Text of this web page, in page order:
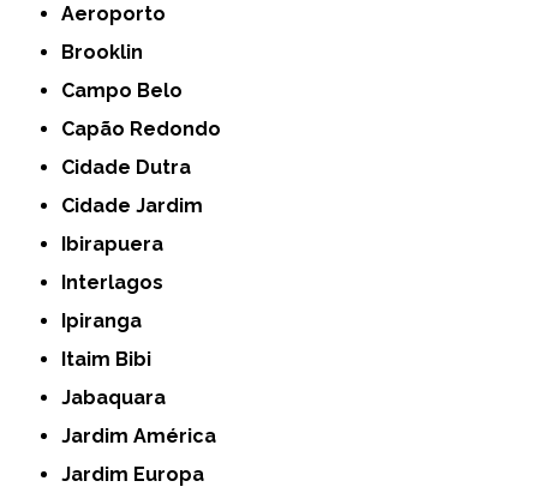
Aeroporto
Brooklin
Campo Belo
Capão Redondo
Cidade Dutra
Cidade Jardim
Ibirapuera
Interlagos
Ipiranga
Itaim Bibi
Jabaquara
Jardim América
Jardim Europa